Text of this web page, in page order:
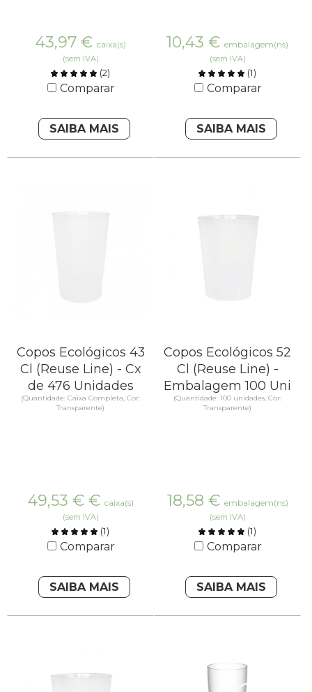
43,97 € caixa(s)
(sem IVA)
(2)
Comparar
SAIBA MAIS
10,43 € embalagem(ns)
(sem IVA)
(1)
Comparar
SAIBA MAIS
Copos Ecológicos 43
Cl (Reuse Line) - Cx
de 476 Unidades
(Quantidade: Caixa Completa, Cor:
Transparente)
49,53 € € caixa(s)
(sem IVA)
(1)
Comparar
SAIBA MAIS
Copos Ecológicos 52
Cl (Reuse Line) -
Embalagem 100 Uni
(Quantidade: 100 unidades, Cor:
Transparente)
18,58 € embalagem(ns)
(sem IVA)
(1)
Comparar
SAIBA MAIS